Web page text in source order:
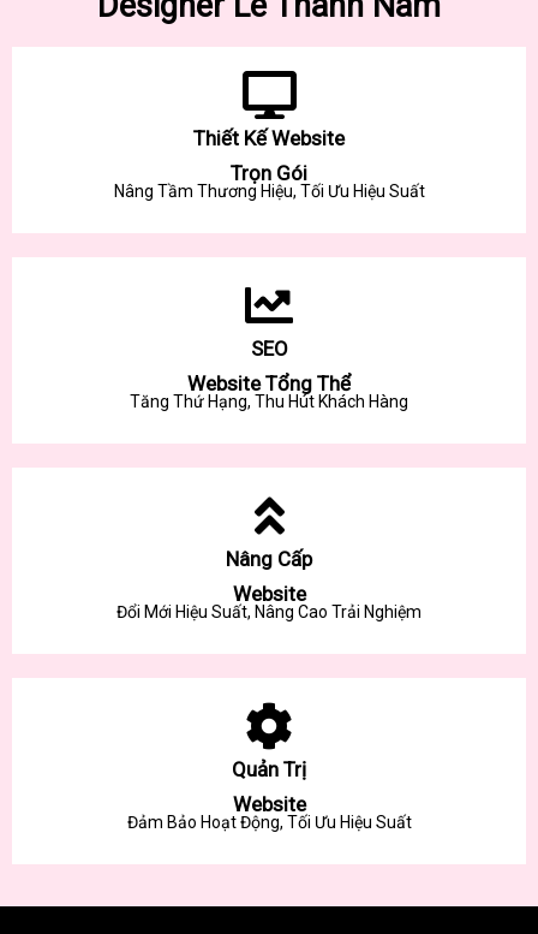
Thiết Kế Website
Trọn Gói
Nâng Tầm Thương Hiệu, Tối Ưu Hiệu Suất
SEO
Website Tổng Thể
Tăng Thứ Hạng, Thu Hút Khách Hàng
Nâng Cấp
Website
Đổi Mới Hiệu Suất, Nâng Cao Trải Nghiệm
Quản Trị
Website
Đảm Bảo Hoạt Động, Tối Ưu Hiệu Suất